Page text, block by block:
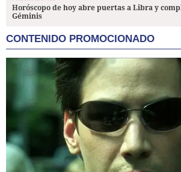
Horóscopo de hoy abre puertas a Libra y
Géminis
CONTENIDO PROMOCIONADO